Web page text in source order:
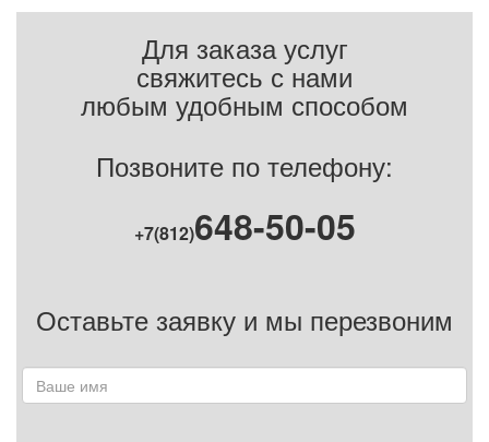
Для заказа услуг
свяжитесь с нами
любым удобным способом
Позвоните по телефону:
+7(812)648-50-05
Оставьте заявку и мы перезвоним